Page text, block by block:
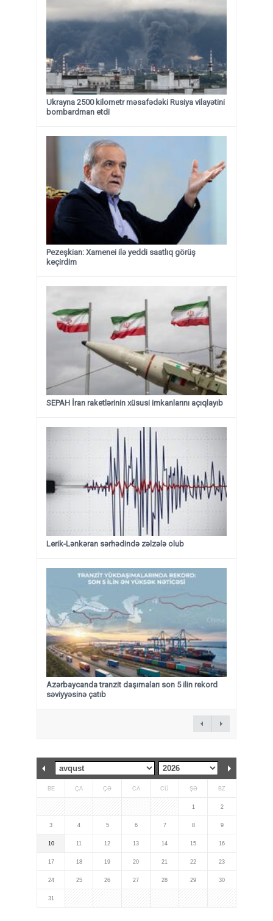
Ukrayna 2500 kilometr məsafədəki Rusiya vilayətini
bombardman etdi
Pezeşkian: Xamenei ilə yeddi saatlıq görüş
keçirdim
SEPAH İran raketlərinin xüsusi imkanlarını açıqlayıb
Lerik-Lənkəran sərhədində zəlzələ olub
Azərbaycanda tranzit daşımaları son 5 ilin rekord
səviyyəsinə çatıb
BE ÇA ÇƏ CA CÜ ŞƏ BZ
1 2
3 4 5 6 7 8 9
10 11 12 13 14 15 16
17 18 19 20 21 22 23
24 25 26 27 28 29 30
31